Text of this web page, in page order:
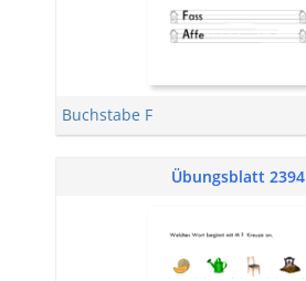
Buchstabe F
Übungsblatt 2394